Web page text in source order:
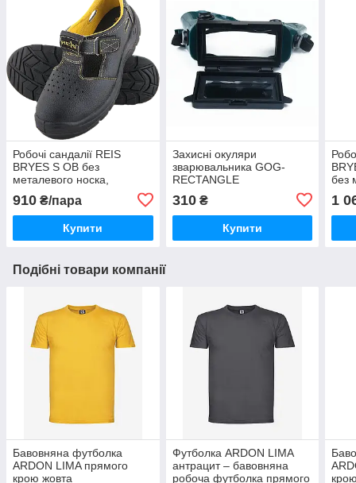
Робочі сандалії REIS
BRYES S OB без
металевого носка,
маслостійка підошва,
Польща
910 ₴/пара
Купити
Захисні окуляри
зварювальника GOG-
RECTANGLE
310₴
Купити
без
1
Подібні товари компанії
Бавовняна футболка
ARDON LIMA прямого
крою жовта
Футболка ARDON LIMA
антрацит – бавовняна
робоча футболка прямого